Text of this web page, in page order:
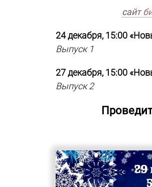
сайт
24 декабря, 15:00
Выпуск 1
27 декабря, 15:00
Выпуск 2